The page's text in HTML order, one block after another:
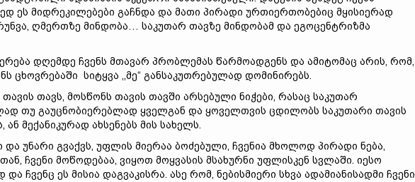
ეს მიდრეკილებები გაჩნდა და მათი პირადი ურთიერთობებიც მყისიერად
ღმერთზე მინდობა… საკუთარ თავზე მინდობამ და ეგოცენტრიზმა
დღემდე ჩვენს მთავარ პრობლემას წარმოადგენს და ამიტომაც არის, რომ,
ცხოვრებაში სიტყვა ,,მე“ განსაკუთრებულად დომინირებს.
თავს, მოსწონს თავის თავში არსებული ნიჭები, რასაც საკუთარ
თუ გაუცნობიერებლად ყველგან და ყოველთვის ცდილობს საკუთარი თავის
მექანიკურად ახსენებს მის სახელს.
და უნარი გვაქვს, უფლის მიერაა ბოძებული, ჩვენია მხოლოდ პირადი ნება,
ჩვენი მოწოდებაა, ვიყოთ მოყვასის მსახურნი უფლისკენ სვლაში. იესო
ჩვენც ეს მისია დაგვაკისრა. ასე რომ, ნებისმიერი სხვა ადამიანისადმი ჩვენი